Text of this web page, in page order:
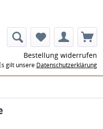
Bestellung widerrufen
gilt unsere Datenschutzerklärung